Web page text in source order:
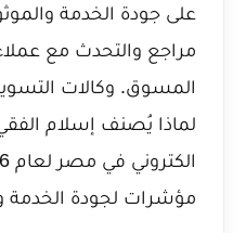
على جودة الخدمة
مراجع والتحدث مع
المسوق. وكالات
لماذا يُصنف إسلام
الكتروني في مصر لعام 2026؟
مؤشرات لجودة الخدمة